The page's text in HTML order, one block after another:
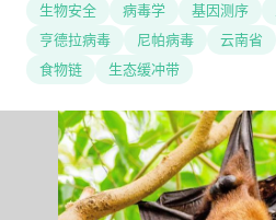
生物安全
病毒学 基因测序
亨德拉病毒
尼帕病毒 云南省
食物链
生态缓冲带